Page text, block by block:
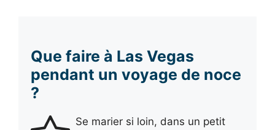
Que faire à Las Vegas
pendant un voyage de noce
?
Se marier si loin, dans un petit